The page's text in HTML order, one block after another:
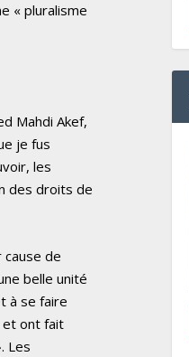
« pluralisme
Mahdi Akef,
je fus
les
des droits de
de
belle unité
à se faire
et ont fait
Les